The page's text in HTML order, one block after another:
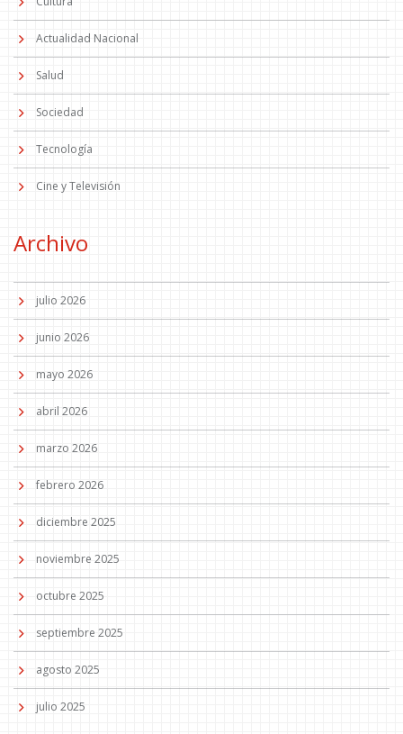
Actualidad Nacional
Salud
Sociedad
Tecnología
Cine y Televisión
Archivo
julio 2026
junio 2026
mayo 2026
abril 2026
marzo 2026
febrero 2026
diciembre 2025
noviembre 2025
octubre 2025
septiembre 2025
agosto 2025
julio 2025